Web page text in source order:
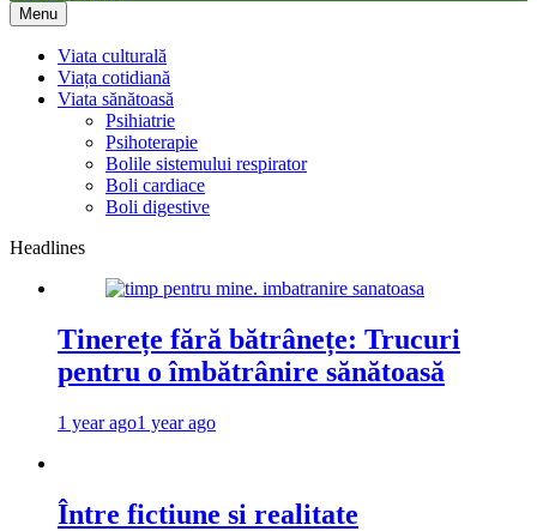
Menu
Viata culturală
Viața cotidiană
Viata sănătoasă
Psihiatrie
Psihoterapie
Bolile sistemului respirator
Boli cardiace
Boli digestive
Headlines
Tinerețe fără bătrânețe: Trucuri
pentru o îmbătrânire sănătoasă
1 year ago1 year ago
Între fictiune si realitate